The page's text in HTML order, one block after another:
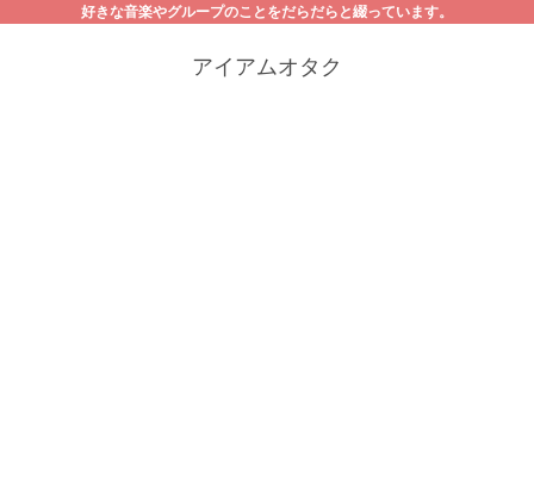
好きな音楽やグループのことをだらだらと綴っています。
アイアムオタク